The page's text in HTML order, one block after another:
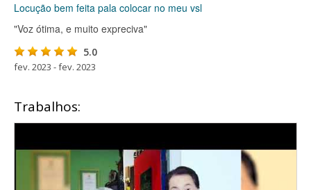
Locução bem feita pala colocar no meu vsl
"Voz ótima, e muito expreciva"
5.0
fev. 2023 - fev. 2023
Trabalhos: